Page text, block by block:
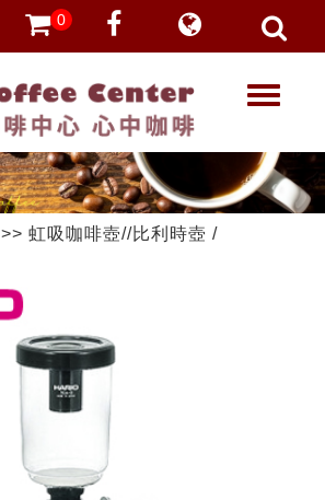
0
T
g
l
e
>> 虹吸咖啡壺//比利時壺 /